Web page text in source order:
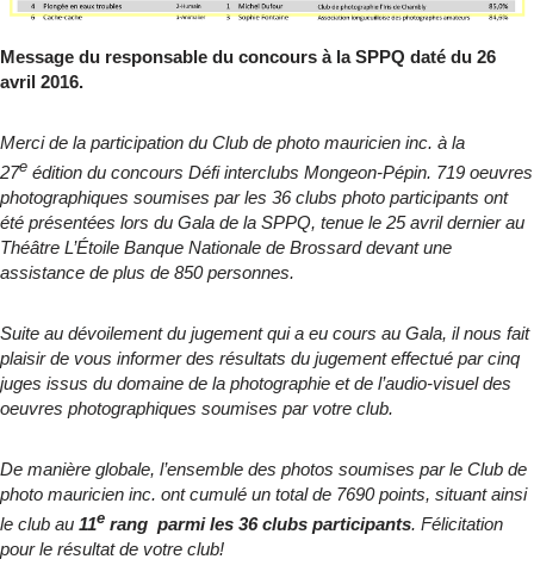
Message du responsable du concours à la SPPQ daté du 26
avril 2016.
Merci de la participation du Club de photo mauricien inc. à la
27e édition du concours Défi interclubs Mongeon-Pépin. 719 oeuvres
photographiques soumises par les 36 clubs photo participants ont
été présentées lors du Gala de la SPPQ, tenue le 25 avril dernier au
Théâtre L’Étoile Banque Nationale de Brossard devant une
assistance de plus de 850 personnes.
Suite au dévoilement du jugement qui a eu cours au Gala, il nous fait
plaisir de vous informer des résultats du jugement effectué par cinq
juges issus du domaine de la photographie et de l’audio-visuel des
oeuvres photographiques soumises par votre club.
De manière globale, l’ensemble des photos soumises par le Club de
photo mauricien inc. ont cumulé un total de 7690 points, situant ainsi
le club au 11e rang parmi les 36 clubs participants. Félicitation
pour le résultat de votre club!